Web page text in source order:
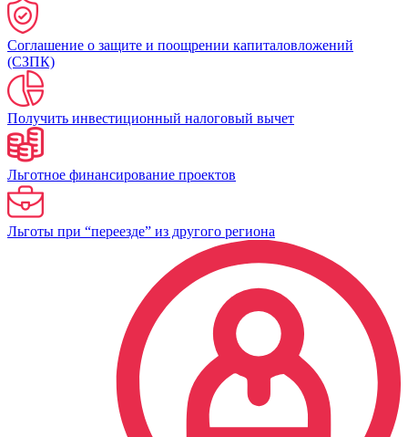
Соглашение о защите и поощрении капиталовложений
(СЗПК)
Получить инвестиционный налоговый вычет
Льготное финансирование проектов
Льготы при “переезде” из другого региона